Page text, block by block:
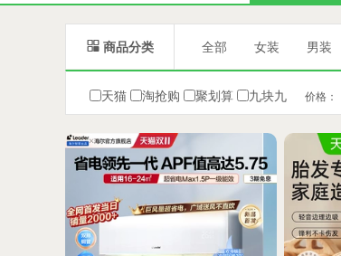
 商品分类 全部 女装 男装
天猫 淘抢购 聚划算 九块九 价格：